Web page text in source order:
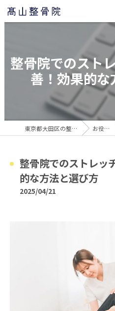
整骨院でのスト
善！効果的
東京都大田区の整骨院なら髙山整骨院 お役立ち情報
整骨院でのストレッ
的な方法と選び方
2025/04/21